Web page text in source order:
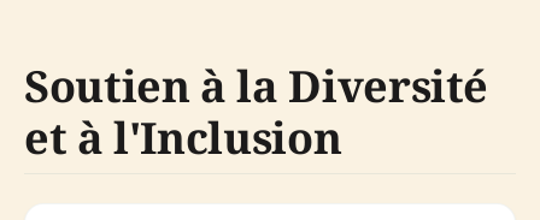
Soutien à la Diversité
et à l'Inclusion